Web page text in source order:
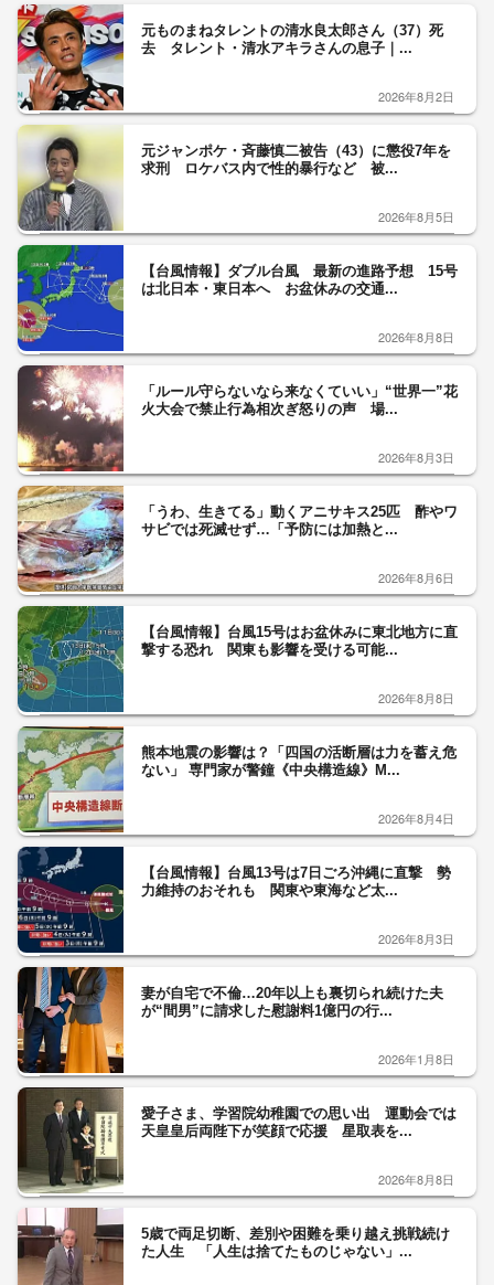
元ものまねタレントの清水良太郎さん（37）死
去 タレント・清水アキラさんの息子｜...
2026年8月2日
元ジャンポケ・斉藤慎二被告（43）に懲役7年を
求刑 ロケバス内で性的暴行など 被...
2026年8月5日
【台風情報】ダブル台風 最新の進路予想 15号
は北日本・東日本へ お盆休みの交通...
2026年8月8日
「ルール守らないなら来なくていい」“世界一”花
火大会で禁止行為相次ぎ怒りの声 場...
2026年8月3日
「うわ、生きてる」動くアニサキス25匹 酢やワ
サビでは死滅せず…「予防には加熱と...
2026年8月6日
【台風情報】台風15号はお盆休みに東北地方に直
撃する恐れ 関東も影響を受ける可能...
2026年8月8日
熊本地震の影響は？「四国の活断層は力を蓄え危
ない」 専門家が警鐘《中央構造線》M...
2026年8月4日
【台風情報】台風13号は7日ごろ沖縄に直撃 勢
力維持のおそれも 関東や東海など太...
2026年8月3日
妻が自宅で不倫…20年以上も裏切られ続けた夫
が“間男”に請求した慰謝料1億円の行...
2026年1月8日
愛子さま、学習院幼稚園での思い出 運動会では
天皇皇后両陛下が笑顔で応援 星取表を...
2026年8月8日
5歳で両足切断、差別や困難を乗り越え挑戦続け
た人生 「人生は捨てたものじゃない」...